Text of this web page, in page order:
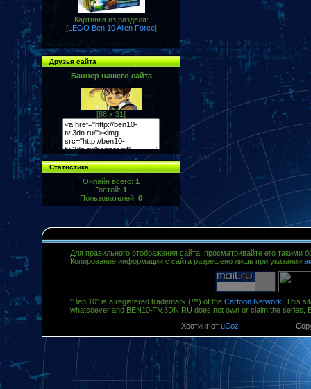
Картинка из раздела:
[LEGO Ben 10 Alien Force]
Друзья сайта
Баннер нашего сайта
[88 x 31]
Статистика
Онлайн всего: 1
Гостей: 1
Пользователей: 0
Для правильного отображения сайта, просматривайте его такими
Копирование информации с сайта разрешено лишь при указании
"Ben 10" is a registered trademark (™) of the Cartoon Network . This
whatsoever and BEN10-TV.3DN.RU does not own or claim the series,
Хостинг от uCoz